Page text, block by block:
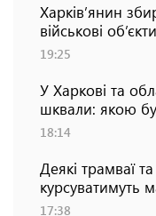
Харків’янин
військові
19:25
У Харкові та
шквали: якою
18:14
Деякі трамваї
курсуватимуть
17:38